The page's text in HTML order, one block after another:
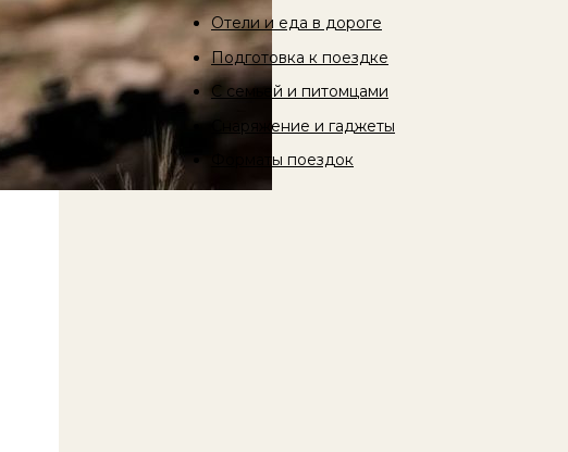
Отели и еда в дороге
Подготовка к поездке
С семьей и питомцами
Снаряжение и гаджеты
Форматы поездок